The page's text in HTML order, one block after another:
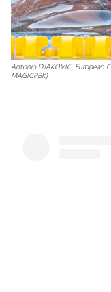
Antonio DJAKOVIC, European
MAGICPBK)